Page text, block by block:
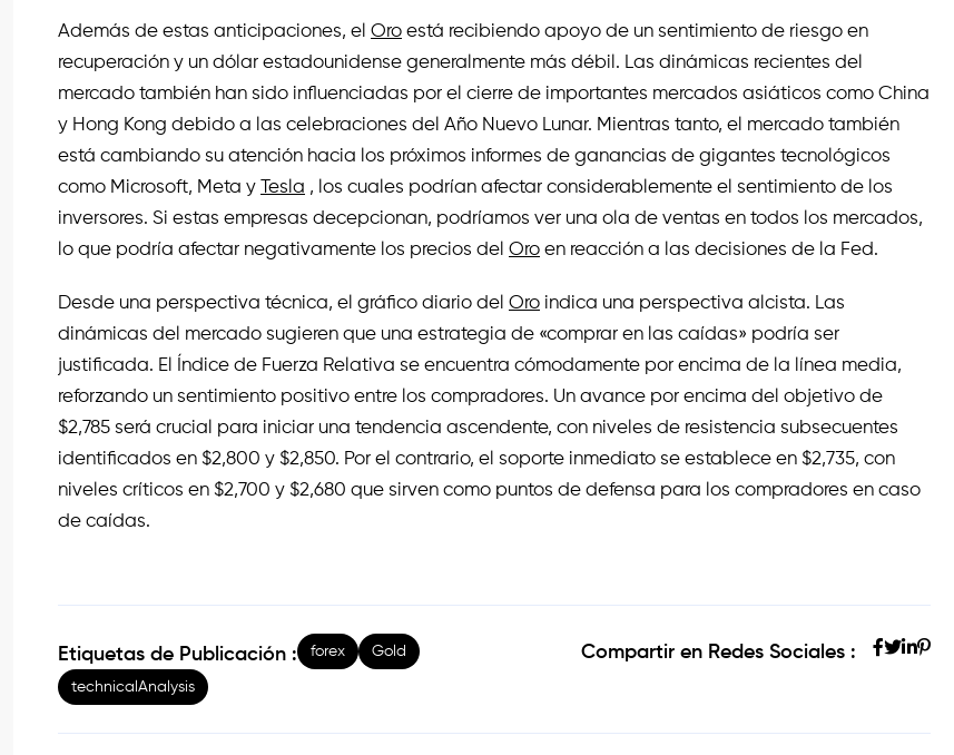
Además de estas anticipaciones, el Oro está recibiendo apoyo de un sentimiento de riesgo en
recuperación y un dólar estadounidense generalmente más débil. Las dinámicas recientes del
mercado también han sido influenciadas por el cierre de importantes mercados asiáticos como China
y Hong Kong debido a las celebraciones del Año Nuevo Lunar. Mientras tanto, el mercado también
está cambiando su atención hacia los próximos informes de ganancias de gigantes tecnológicos
como Microsoft, Meta y
Tesla , los cuales podrían afectar considerablemente el sentimiento de los
inversores. Si estas empresas decepcionan, podríamos ver una ola de ventas en todos los mercados,
lo que podría afectar negativamente los precios del Oro en reacción a las decisiones de la Fed.
Desde una perspectiva técnica, el gráfico diario del Oro indica una perspectiva alcista. Las
dinámicas del mercado sugieren que una estrategia de «comprar en las caídas» podría ser
justificada. El Índice de Fuerza Relativa se encuentra cómodamente por encima de la línea media,
reforzando un sentimiento positivo entre los compradores. Un avance por encima del objetivo de
$2,785 será crucial para iniciar una tendencia ascendente, con niveles de resistencia subsecuentes
identificados en $2,800 y $2,850. Por el contrario, el soporte inmediato se establece en $2,735, con
niveles críticos en $2,700 y $2,680 que sirven como puntos de defensa para los compradores en caso
de caídas.
Etiquetas de Publicación : forex Gold
technicalAnalysis
Compartir en Redes Sociales :